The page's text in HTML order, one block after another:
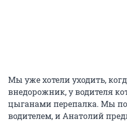
Мы уже хотели уходить,
внедорожник, у водителя
цыганами перепалка. Мы
водителем, и Анатолий